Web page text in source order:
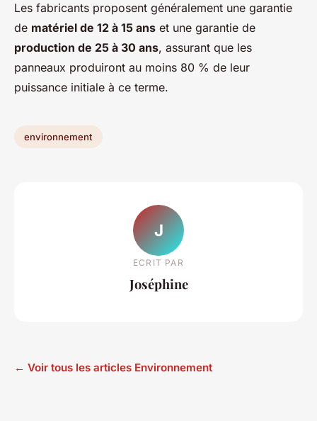
Les fabricants proposent généralement une garantie
de matériel de 12 à 15 ans et une garantie de
production de 25 à 30 ans, assurant que les
panneaux produiront au moins 80 % de leur
puissance initiale à ce terme.
environnement
J
ECRIT PAR
Joséphine
← Voir tous les articles Environnement